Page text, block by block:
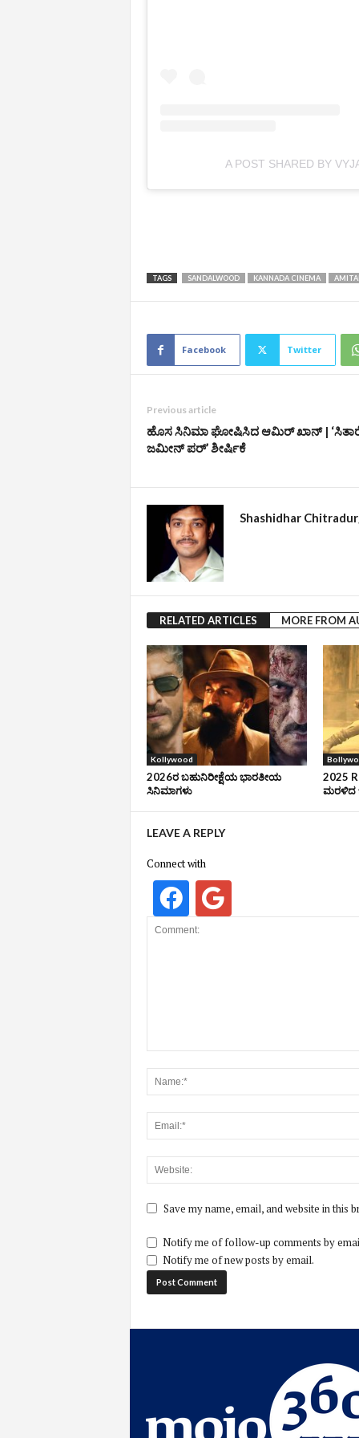
A POST SHARED BY
TAGS SANDALWOOD KANNADA CINEMA
Facebook Twitter
Previous article
ಹೊಸ ಸಿನಿಮಾ ಘೋಷಿಸಿದ ಆಮಿರ್​ ಖಾನ್ |
ಜಮೀನ್‌ ಪರ್‌’ ಶೀರ್ಷಿಕೆ
Shashidhar
RELATED ARTICLES MORE FROM
Kollywood
2026ರ ಬಹುನಿರೀಕ್ಷೆಯ ಭಾರತೀಯ
ಸಿನಿಮಾಗಳು
2025
ಮರಳಿದ
LEAVE A REPLY
Connect with
Save my name, email, and website in this
Notify me of follow-up comments by
Notify me of new posts by email.